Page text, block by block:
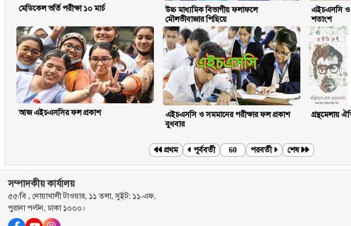
মেডিকেল ভর্তি পরীক্ষা ১০ মার্চ
উচ্চ মাধ্যমিক বিভাগীয় ফলাফলে
মৌলভীবাজার পিছিয়ে
এইচএসসি ও
শতাংশ
আজ এইচএসসির ফল প্রকাশ
এইচএসসি ও সমমানের পরীক্ষার ফল প্রকাশ
বুধবার
গ্রন্থমেলায়
প্রথম পূর্ববর্তী 60 পরবর্তী শেষ
সম্পাদকীয় কার্যালয়
৫৫/বি , নোয়াখালী টাওয়ার, ১১ তলা, সুইট: ১১-এফ,
পুরানা পল্টন, ঢাকা ১০০০।